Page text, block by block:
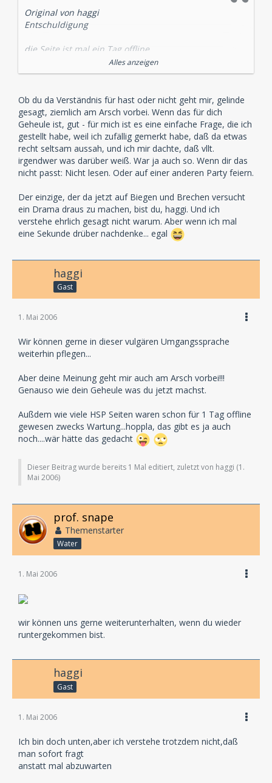
Original von haggi
Entschuldigung
die Seite ist mal ein Tag offline
Und schon geht das "Geheule" los
Dafür habe ich persönlich kein Verständnis.Wenn es
mal eine Woche oder länger offline ist,dann ist es ja ok
aber ein Tag?
Aber ich kann demnächst den "Taschentuch Thread"
eröffnen,für alle Hörspielfreunde die sich ausheulen
möchten,wenn mal eine Hörspielseite länger als 24h
offline ist
oder vielleicht
Missing Hörspielseite gesucht , Help Hörspielseite im
digitalen Netz verloren...................
Alles anzeigen
Ob du da Verständnis für hast oder nicht geht mir, gelinde
gesagt, ziemlich am Arsch vorbei. Wenn das für dich
Geheule ist, gut - für mich ist es eine einfache Frage, die ich
gestellt habe, weil ich zufällig gemerkt habe, daß da etwas
recht seltsam aussah, und ich mir dachte, daß vllt.
irgendwer was darüber weiß. War ja auch so. Wenn dir das
nicht passt: Nicht lesen. Oder auf einer anderen Party feiern.
Der einzige, der da jetzt auf Biegen und Brechen versucht
ein Drama draus zu machen, bist du, haggi. Und ich
verstehe ehrlich gesagt nicht warum. Aber wenn ich mal
eine Sekunde drüber nachdenke... egal
haggi
Gast
1. Mai 2006
Wir können gerne in dieser vulgären Umgangssprache
weiterhin pflegen...
Aber deine Meinung geht mir auch am Arsch vorbei!!!
Genauso wie dein Geheule was du jetzt machst.
Außdem wie viele HSP Seiten waren schon für 1 Tag offline
gewesen zwecks Wartung...hoppla, das gibt es ja auch
noch....wär hätte das gedacht
Dieser Beitrag wurde bereits 1 Mal editiert, zuletzt von haggi (1.
Mai 2006)
prof. snape
Themenstarter
Water
1. Mai 2006
wir können uns gerne weiterunterhalten, wenn du wieder
runtergekommen bist.
haggi
Gast
1. Mai 2006
Ich bin doch unten,aber ich verstehe trotzdem nicht,daß
man sofort fragt
anstatt mal abzuwarten